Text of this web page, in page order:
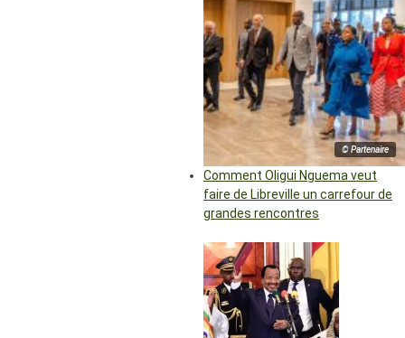
© Partenaire
Comment Oligui Nguema veut
faire de Libreville un carrefour de
grandes rencontres